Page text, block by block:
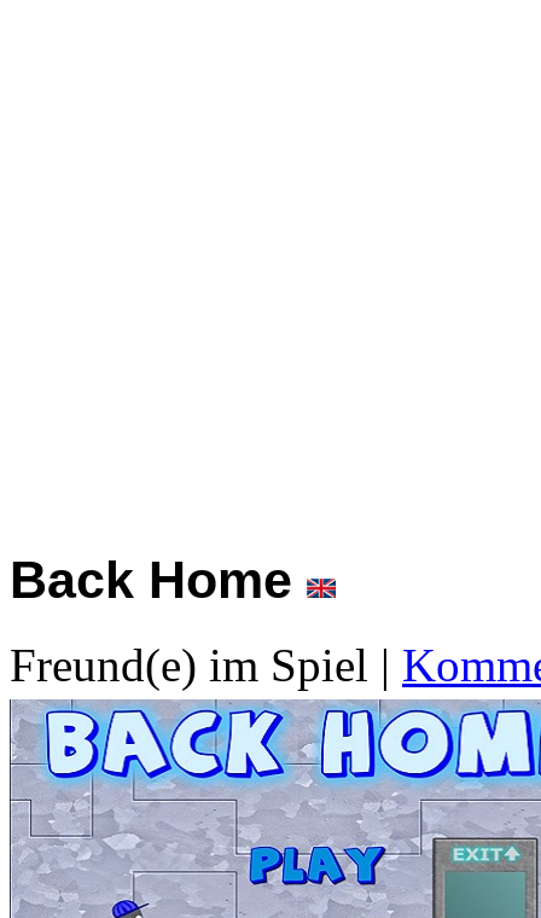
Back Home
Freund(e) im Spiel |